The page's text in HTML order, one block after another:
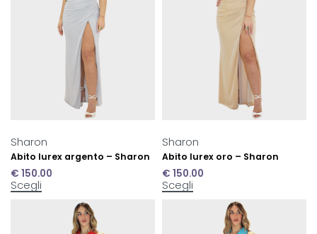
Sharon
Abito lurex argento – Sharon
€ 150.00
Scegli
Sharon
Abito lurex oro – Sharon
€ 150.00
Scegli